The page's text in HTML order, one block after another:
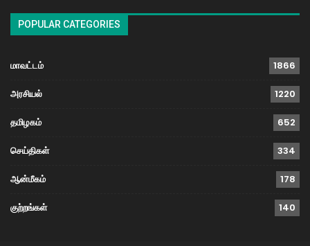
POPULAR CATEGORIES
மாவட்டம் 1866
அரசியல் 1220
தமிழகம் 652
செய்திகள் 334
ஆன்மீகம் 178
குற்றங்கள் 140